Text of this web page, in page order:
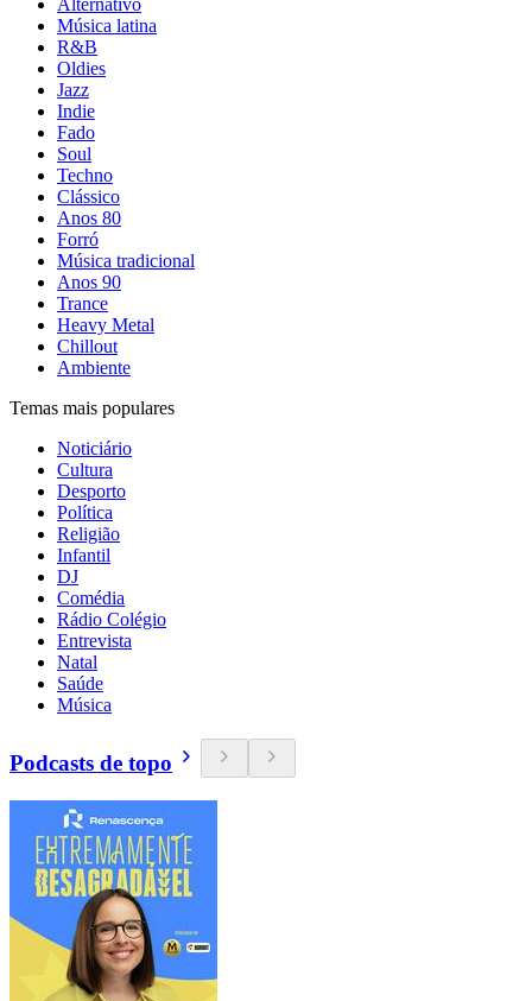
Alternativo
Música latina
R&B
Oldies
Jazz
Indie
Fado
Soul
Techno
Clássico
Anos 80
Forró
Música tradicional
Anos 90
Trance
Heavy Metal
Chillout
Ambiente
Temas mais populares
Noticiário
Cultura
Desporto
Política
Religião
Infantil
DJ
Comédia
Rádio Colégio
Entrevista
Natal
Saúde
Música
Podcasts de topo